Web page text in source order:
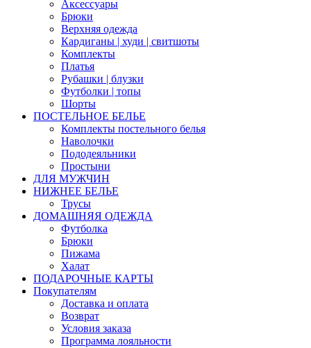
Аксессуары
Брюки
Верхняя одежда
Кардиганы | худи | свитшоты
Комплекты
Платья
Рубашки | блузки
Футболки | топы
Шорты
ПОСТЕЛЬНОЕ БЕЛЬЕ
Комплекты постельного белья
Наволочки
Пододеяльники
Простыни
ДЛЯ МУЖЧИН
НИЖНЕЕ БЕЛЬЕ
Трусы
ДОМАШНЯЯ ОДЕЖДА
Футболка
Брюки
Пижама
Халат
ПОДАРОЧНЫЕ КАРТЫ
Покупателям
Доставка и оплата
Возврат
Условия заказа
Программа лояльности